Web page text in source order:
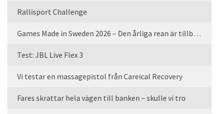
Rallisport Challenge
Games Made in Sweden 2026 – Den årliga rean är tillbaka
Test: JBL Live Flex 3
Vi testar en massagepistol från Careical Recovery
Fares skrattar hela vägen till banken – skulle vi tro